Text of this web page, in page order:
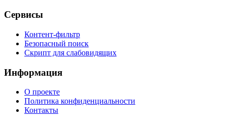
Сервисы
Контент-фильтр
Безопасный поиск
Скрипт для слабовидящих
Информация
О проекте
Политика конфиденциальности
Контакты